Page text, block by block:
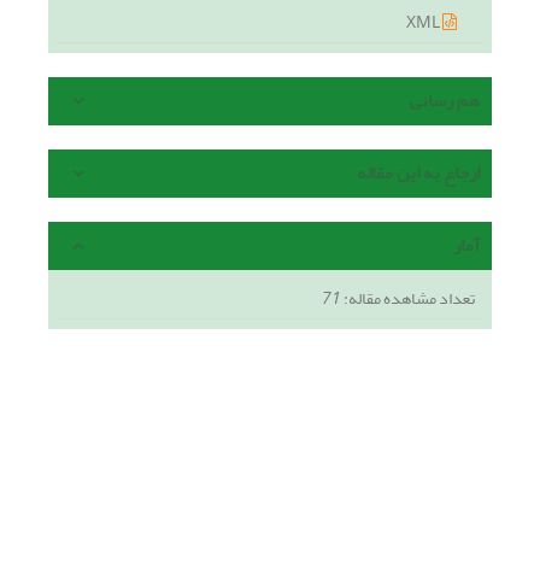
هم رسانی
ارجاع به این مقاله
آمار
تعداد مشاهده مقاله:71